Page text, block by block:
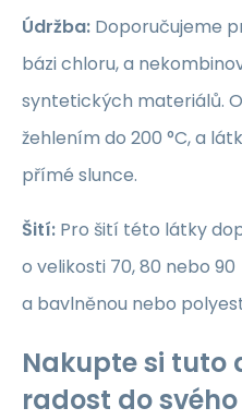
Údržba: Doporučujeme
bázi chloru, a
syntetických materiálů.
žehlením do 200 °C, a
přímé slunce.
Šití: Pro šití této látky
o velikosti 70, 80 nebo 90
a bavlněnou nebo
Nakupte si tuto
radost do